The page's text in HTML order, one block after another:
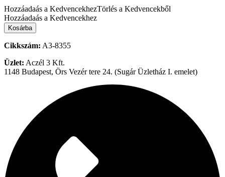
000 Ft.
800 Ft.
Hozzáadaás a KedvencekhezTörlés a Kedvencekből
Hozzáadaás a Kedvencekhez
Új
aranyozott
ezüst
3+1
lánc
Kosárba
Cikkszám: A3-8355
Üzlet: Aczél 3 Kft.
1148 Budapest, Örs Vezér tere 24. (Sugár Üzletház I. emelet)